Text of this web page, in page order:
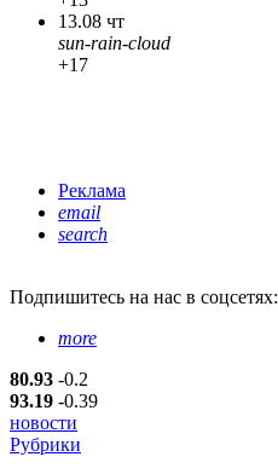
13.08 чт
sun-rain-cloud
+17
Реклама
email
search
Подпишитесь на нас в соцсетях:
more
80.93 -0.2
93.19 -0.39
новости
Рубрики